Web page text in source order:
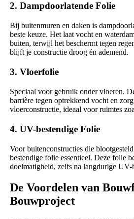
2. Dampdoorlatende Folie
Bij buitenmuren en daken is
beste keuze. Het laat vocht en
buiten, terwijl het beschermt tegen
blijft je constructie droog én ademend.
3. Vloerfolie
Speciaal voor gebruik onder vloeren.
barrière tegen optrekkend vocht en
vloerconstructie, ideaal voor ruimtes
4. UV-bestendige Folie
Voor buitenconstructies die
bestendige folie essentieel. Deze folie
doelmatigheid, zelfs na langdurige
De Voordelen van
Bouwproject